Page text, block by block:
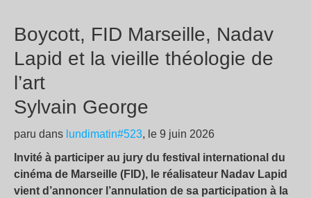
Boycott, FID Marseille, Nadav
Lapid et la vieille théologie de
l’art
Sylvain George
paru dans lundimatin#523, le 9 juin 2026
Invité à participer au jury du festival international du
cinéma de Marseille (FID), le réalisateur Nadav Lapid
vient d’annoncer l’annulation de sa participation à la